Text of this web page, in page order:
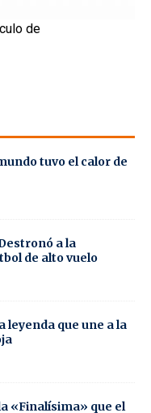
de
tuvo el calor de
a la
de alto vuelo
leyenda que une a la
«Finalísima» que el